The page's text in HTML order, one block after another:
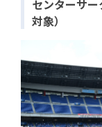
センターサ
対象）